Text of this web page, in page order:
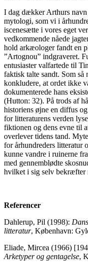
I dag dækker Arthurs
mytologi, som vi i
iscenesætte i vores eget
vedkommende nåede
hold arkæologer fandt en
”Artognou” indgraveret.
entusiaster valfartede til
faktisk talte sandt. Som så
konkludere, at ordet ikke
dokumenterede hans
(Hutton: 32). På trods af
historiens øjne en diffus
for litteraturens verden
fiktionen og dens evne til
overlever tidens tand.
for århundreders
kunne vandre i ruinerne
med gennemblødte
hvilket i sig selv bekræfter
Referencer
Dahlerup, Pil (1998):
litteratur, København:
Eliade, Mircea (1966)
Arketyper og gentagelse,